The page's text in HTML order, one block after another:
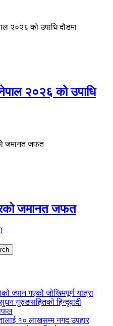
२०२६ को उपाधि
जमानत जफत
ज्यान गएको जोखिमपूर्ण यात्रा
सुधन गुरुङसहितको हिन्दूवादी
१० लाखसम्म नगद उपहार